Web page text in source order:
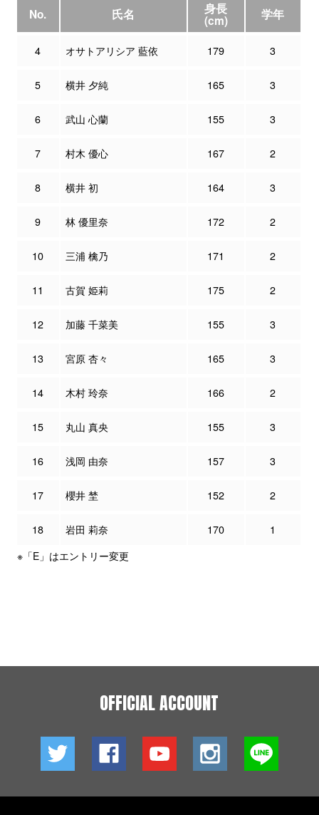
No. 氏名 身長
(cm) 学年
4 オサトアリシア 藍依 179 3
5 横井 夕純 165 3
6 武山 心蘭 155 3
7 村木 優心 167 2
8 横井 初 164 3
9 林 優里奈 172 2
10 三浦 檎乃 171 2
11 古賀 姫莉 175 2
12 加藤 千菜美 155 3
13 宮原 杏々 165 3
14 木村 玲奈 166 2
15 丸山 真央 155 3
16 浅岡 由奈 157 3
17 櫻井 埜 152 2
18 岩田 莉奈 170
1
※「E」はエントリー変更
OFFICIAL ACCOUNT